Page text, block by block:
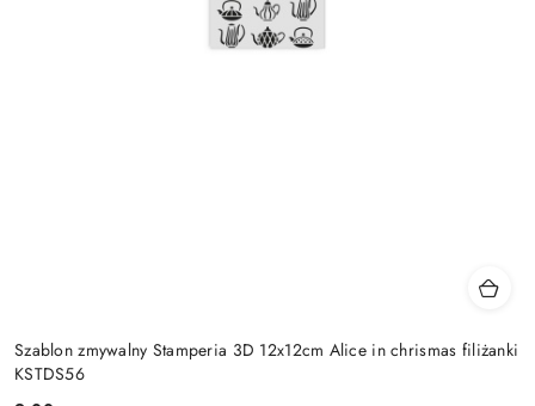
Szablon zmywalny Stamperia 3D 12x12cm Alice in chrismas filiżanki
KSTDS56